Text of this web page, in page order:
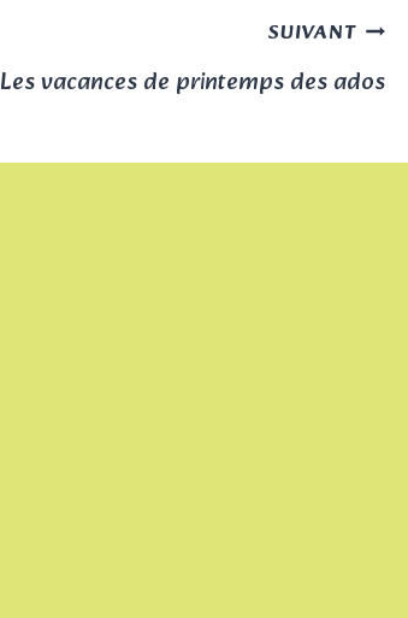
SUIVANT
Les vacances de printemps des ados